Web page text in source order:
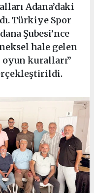
Adana’daki
Türkiye Spor
Şubesi’nce
hale gelen
oyun kuralları”